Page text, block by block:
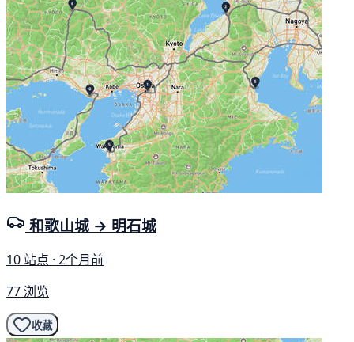
和歌山城 → 明石城
10 站点 · 2个月前
77 浏览
收藏